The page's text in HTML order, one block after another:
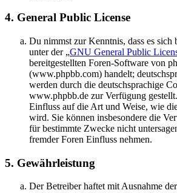
4. General Public License
Du nimmst zur Kenntnis, dass es sich
unter der „GNU General Public
bereitgestellten Foren-Software von
(www.phpbb.com) handelt;
werden durch die deutschsprachige
www.phpbb.de zur Verfügung
Einfluss auf die Art und Weise, wie
wird. Sie können insbesondere die
für bestimmte Zwecke nicht
fremder Foren Einfluss nehmen.
5. Gewährleistung
Der Betreiber haftet mit Ausnahme